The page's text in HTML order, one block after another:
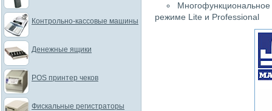
режиме Lite и Professional
Контрольно-кассовые машины
Денежные ящики
POS принтер чеков
Фискальные регистраторы